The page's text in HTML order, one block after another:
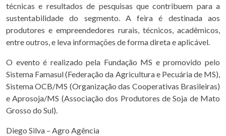
técnicas e resultados de pesquisas que contribuem para a
sustentabilidade do segmento. A feira é destinada aos
produtores e empreendedores rurais, técnicos, acadêmicos,
entre outros, e leva informações de forma direta e aplicável.
O evento é realizado pela Fundação MS e promovido pelo
Sistema Famasul (Federação da Agricultura e Pecuária de MS),
Sistema OCB/MS (Organização das Cooperativas Brasileiras)
e Aprosoja/MS (Associação dos Produtores de Soja de Mato
Grosso do Sul).
Diego Silva – Agro Agência